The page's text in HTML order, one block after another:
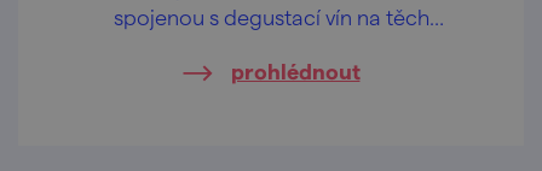
spojenou s degustací vín na těch
prohlédnout